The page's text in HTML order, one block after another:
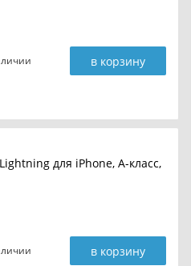
в корзину
для iPhone, A-класс,
в корзину